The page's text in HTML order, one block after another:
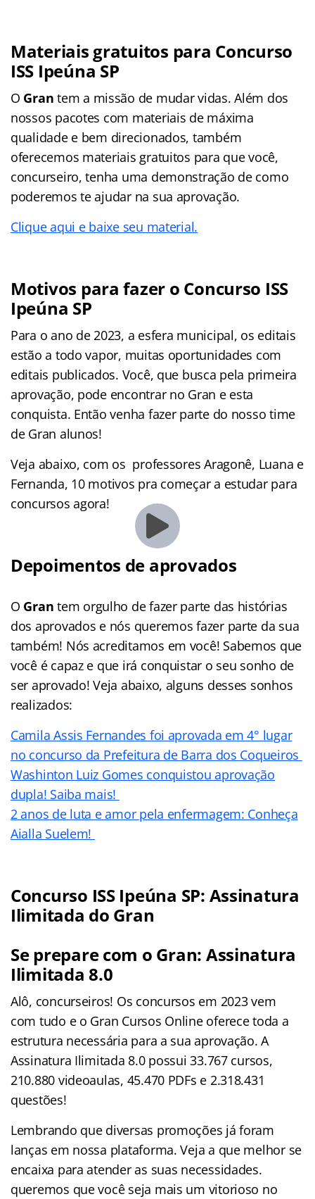
Materiais gratuitos para Concurso
ISS Ipeúna SP
O Grantem a missão de mudar vidas. Além dos
nossos pacotes com materiais de máxima
qualidade e bem direcionados, também
oferecemos materiais gratuitos para que você,
concurseiro, tenha uma demonstração de como
poderemos te ajudar na sua aprovação.
Clique aqui e baixe seu material.
Motivos para fazer o Concurso ISS
Ipeúna SP
Para o ano de 2023, a esfera municipal, os editais
estão a todo vapor, muitas oportunidades com
editais publicados. Você, que busca pela primeira
aprovação, pode encontrar no Gran e esta
conquista. Então venha fazer parte do nosso time
de Gran alunos!
Veja abaixo, com os professores Aragonê, Luana e
Fernanda, 10 motivos pra começar a estudar para
concursos agora!
Depoimentos de aprovados
O Gran tem orgulho de fazer parte das histórias
dos aprovados e nós queremos fazer parte da sua
também! Nós acreditamos em você! Sabemos que
você é capaz e que irá conquistar o seu sonho de
ser aprovado! Veja abaixo, alguns desses sonhos
realizados:
Camila Assis Fernandes foi aprovada em 4° lugar
no concurso da Prefeitura de Barra dos Coqueiros
Washinton Luiz Gomes conquistou aprovação
dupla! Saiba mais!
2 anos de luta e amor pela enfermagem: Conheça
Aialla Suelem!
Concurso ISS Ipeúna SP: Assinatura
Ilimitada do Gran
Se prepare com o Gran: Assinatura
Ilimitada 8.0
Alô, concurseiros! Os concursos em 2023 vem
com tudo e o Gran Cursos Online oferece toda a
estrutura necessária para a sua aprovação. A
Assinatura Ilimitada 8.0 possui 33.767 cursos,
210.880 videoaulas, 45.470 PDFs e 2.318.431
questões!
Lembrando que diversas promoções já foram
lanças em nossa plataforma. Veja a que melhor se
encaixa para atender as suas necessidades.
queremos que você seja mais um vitorioso no